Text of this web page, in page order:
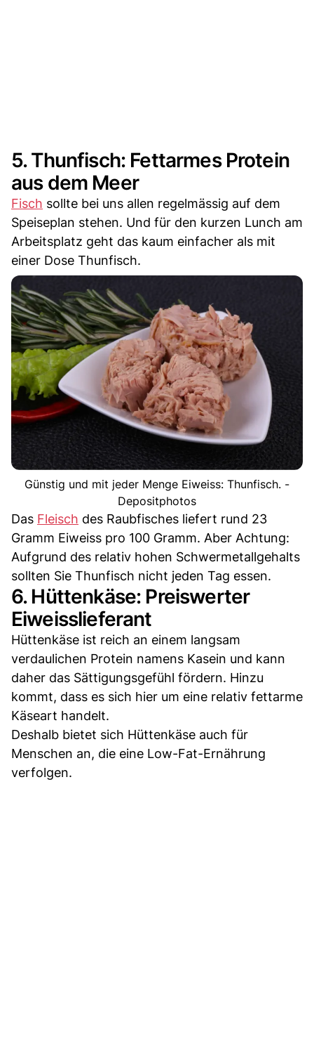
5. Thunfisch: Fettarmes Protein
aus dem Meer
Fisch sollte bei uns allen regelmässig auf dem
Speiseplan stehen. Und für den kurzen Lunch am
Arbeitsplatz geht das kaum einfacher als mit
einer Dose Thunfisch.
Günstig und mit jeder Menge Eiweiss: Thunfisch. -
Depositphotos
Das Fleisch des Raubfisches liefert rund 23
Gramm Eiweiss pro 100 Gramm. Aber Achtung:
Aufgrund des relativ hohen Schwermetallgehalts
sollten Sie Thunfisch nicht jeden Tag essen.
6. Hüttenkäse: Preiswerter
Eiweisslieferant
Hüttenkäse ist reich an einem langsam
verdaulichen Protein namens Kasein und kann
daher das Sättigungsgefühl fördern. Hinzu
kommt, dass es sich hier um eine relativ fettarme
Käseart handelt.
Deshalb bietet sich Hüttenkäse auch für
Menschen an, die eine Low-Fat-Ernährung
verfolgen.